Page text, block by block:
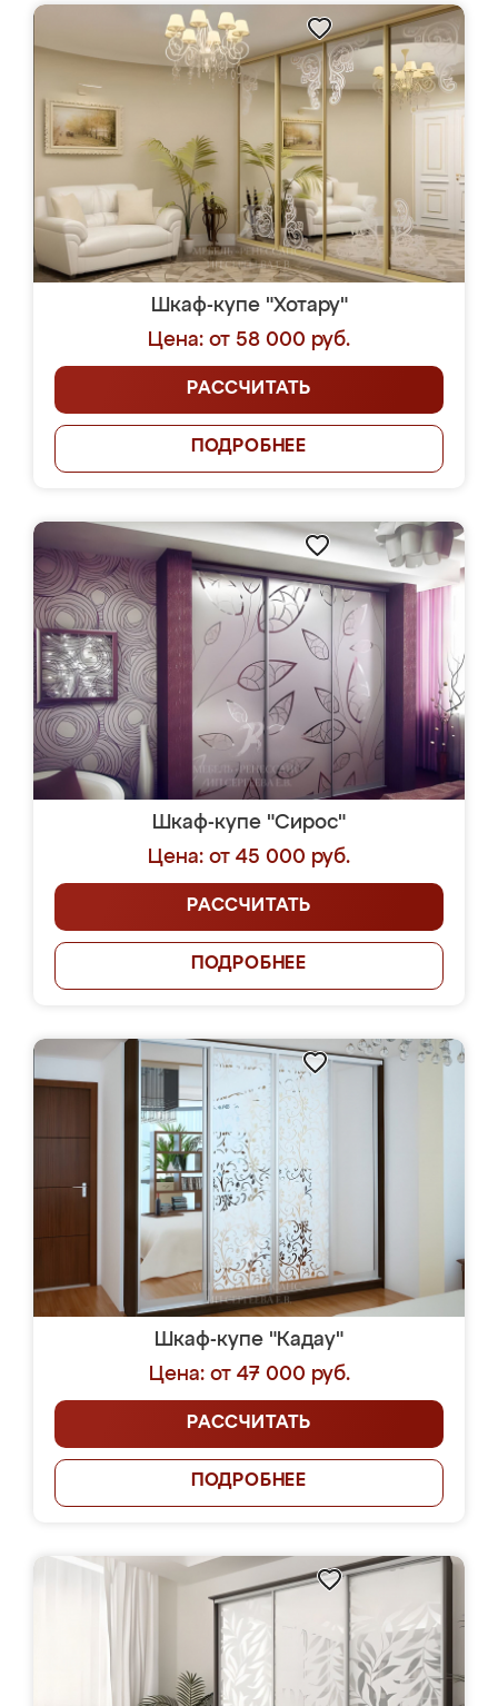
Шкаф-купе "Хотару"
Цена: от 58 000 руб.
РАССЧИТАТЬ
ПОДРОБНЕЕ
Шкаф-купе "Сирос"
Цена: от 45 000 руб.
РАССЧИТАТЬ
ПОДРОБНЕЕ
Шкаф-купе "Кадау"
Цена: от 47 000 руб.
РАССЧИТАТЬ
ПОДРОБНЕЕ